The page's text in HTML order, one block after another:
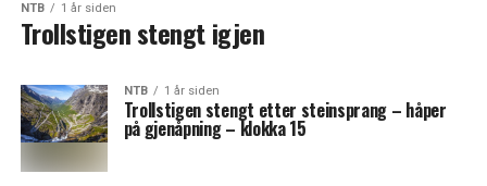
NTB 1 år siden
Trollstigen stengt igjen
NTB 1 år siden
Trollstigen stengt etter steinsprang – håper
på gjenåpning – klokka 15